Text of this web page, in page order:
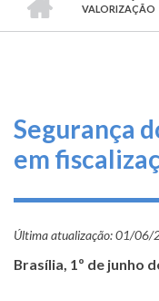
O
que
Informe-
se
Conosco
TRILHA
DE
VALORIZAÇÃO
Segurança
em
Última atualização:01/06/
Brasília, 1º de junho